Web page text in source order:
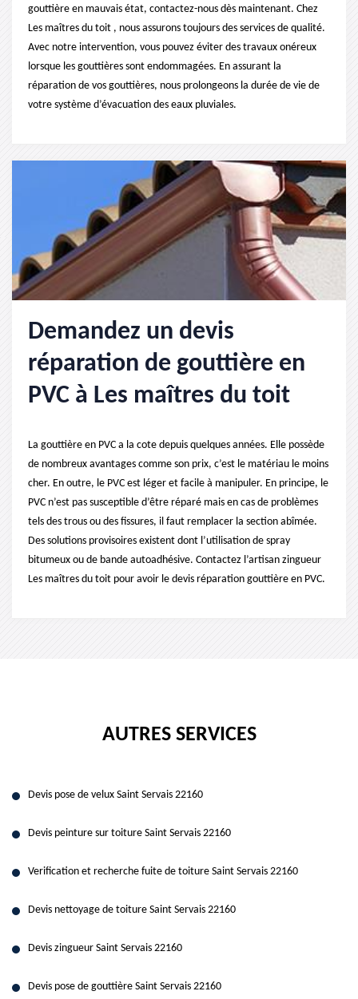
gouttière en mauvais état, contactez-nous dès maintenant. Chez
Les maîtres du toit , nous assurons toujours des services de qualité.
Avec notre intervention, vous pouvez éviter des travaux onéreux
lorsque les gouttières sont endommagées. En assurant la
réparation de vos gouttières, nous prolongeons la durée de vie de
votre système d’évacuation des eaux pluviales.
Demandez un devis
réparation de gouttière en
PVC à Les maîtres du toit
La gouttière en PVC a la cote depuis quelques années. Elle possède
de nombreux avantages comme son prix, c’est le matériau le moins
cher. En outre, le PVC est léger et facile à manipuler. En principe, le
PVC n’est pas susceptible d’être réparé mais en cas de problèmes
tels des trous ou des fissures, il faut remplacer la section abîmée.
Des solutions provisoires existent dont l’utilisation de spray
bitumeux ou de bande autoadhésive. Contactez l’artisan zingueur
Les maîtres du toit pour avoir le devis réparation gouttière en PVC.
AUTRES SERVICES
Devis pose de velux Saint Servais 22160
Devis peinture sur toiture Saint Servais 22160
Verification et recherche fuite de toiture Saint Servais 22160
Devis nettoyage de toiture Saint Servais 22160
Devis zingueur Saint Servais 22160
Devis pose de gouttière Saint Servais 22160